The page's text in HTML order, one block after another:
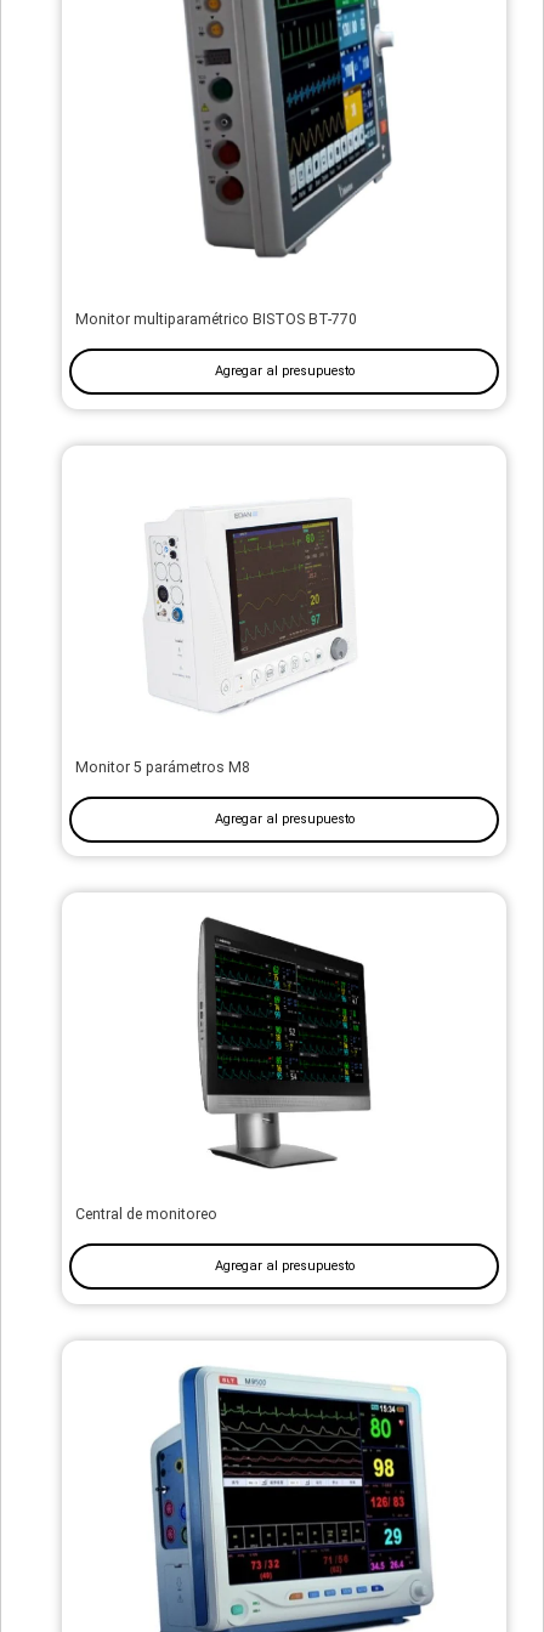
Monitor multiparamétrico BISTOS BT-770
Agregar al presupuesto
Monitor 5 parámetros M8
Agregar al presupuesto
Central de monitoreo
Agregar al presupuesto